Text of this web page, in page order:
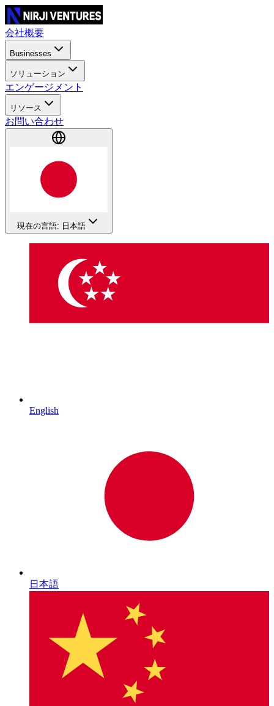
会社概要
Businesses
ソリューション
エンゲージメント
リソース
お問い合わせ
現在の言語: 日本語
English
日本語